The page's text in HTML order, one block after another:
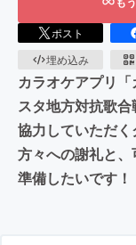
ポスト
埋め込み
カラオケアプリ
スタ地方対抗歌
協力していただ
方々への謝礼と
準備したいです！